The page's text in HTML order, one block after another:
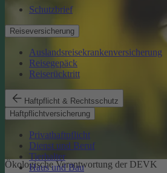
Schutzbrief
Reiseversicherung
Auslandsreisekrankenversicherung
Reisegepäck
Reiserücktritt
Haftpflicht & Rechtsschutz
Haftpflichtversicherung
Privathaftpflicht
Dienst und Beruf
Tierhalter
Haus und Bau
Ökologische Verantwortung der DEVK